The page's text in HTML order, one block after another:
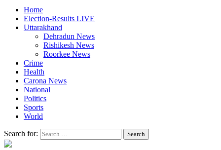
Home
Election-Results LIVE
Uttarakhand
Dehradun News
Rishikesh News
Roorkee News
Crime
Health
Carona News
National
Politics
Sports
World
Search for: